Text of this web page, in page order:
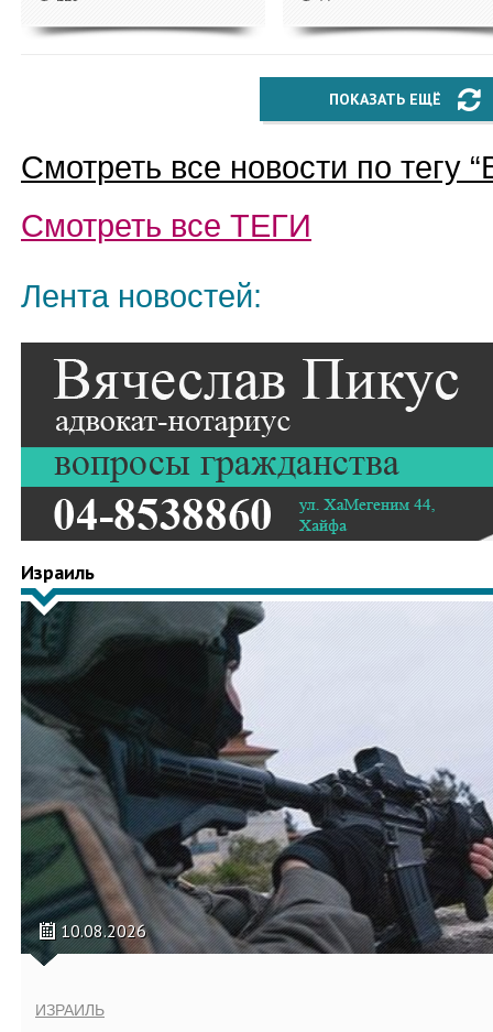
ПОКАЗАТЬ ЕЩЁ
Смотреть все новости по тегу “
Смотреть все ТЕГИ
Лента новостей:
Израиль
10.08.2026
ИЗРАИЛЬ